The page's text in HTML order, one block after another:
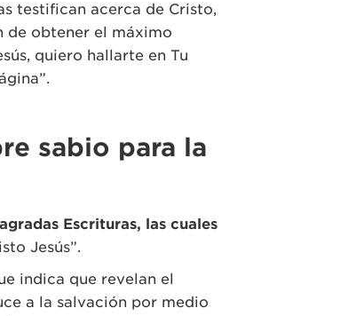
testifican acerca de Cristo,
de obtener el máximo
quiero hallarte en Tu
sabio para la
Escrituras, las cuales
Jesús”.
indica que revelan el
a la salvación por medio